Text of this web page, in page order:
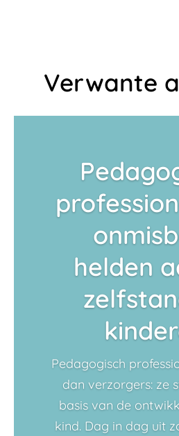
Verwante
helden
Pedagogisch
dan verzorgers: ze
basis van de
kind. Dag in dag uit